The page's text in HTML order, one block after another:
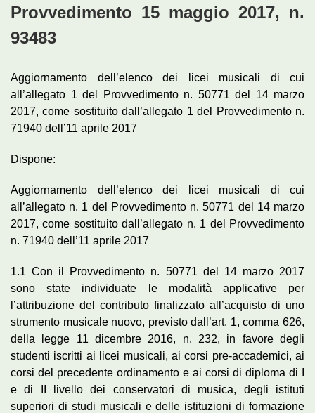
Provvedimento 15 maggio 2017, n.
93483
Aggiornamento dell’elenco dei licei musicali di cui
all’allegato 1 del Provvedimento n. 50771 del 14 marzo
2017, come sostituito dall’allegato 1 del Provvedimento n.
71940 dell’11 aprile 2017
Dispone:
Aggiornamento dell’elenco dei licei musicali di cui
all’allegato n. 1 del Provvedimento n. 50771 del 14 marzo
2017, come sostituito dall’allegato n. 1 del Provvedimento
n. 71940 dell’11 aprile 2017
1.1 Con il Provvedimento n. 50771 del 14 marzo 2017
sono state individuate le modalità applicative per
l’attribuzione del contributo finalizzato all’acquisto di uno
strumento musicale nuovo, previsto dall’art. 1, comma 626,
della legge 11 dicembre 2016, n. 232, in favore degli
studenti iscritti ai licei musicali, ai corsi pre-accademici, ai
corsi del precedente ordinamento e ai corsi di diploma di I
e di II livello dei conservatori di musica, degli istituti
superiori di studi musicali e delle istituzioni di formazione